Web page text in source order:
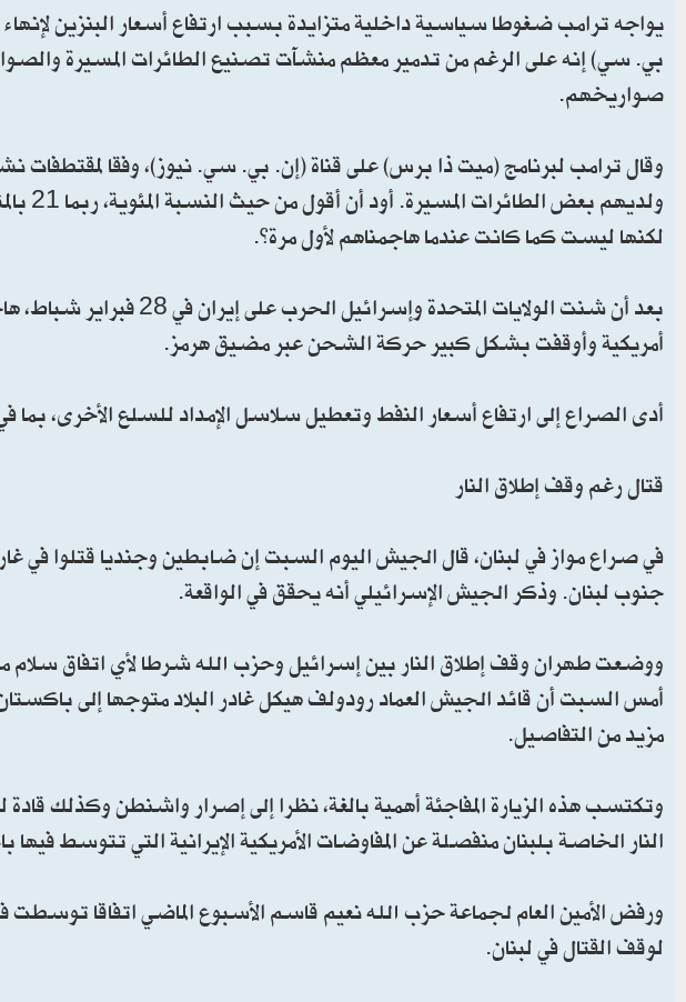
يواجه ترامب ضغوطا سياسية داخلية متزايدة بسبب ارتفاع أسعار البنزين
بي. سي) إنه على الرغم من تدمير معظم منشآت تصنيع الطائرات المسيرة
صواريخهم.
وقال ترامب لبرنامج (ميت ذا برس) على قناة (إن. بي. سي. نيوز)، وفقا
‌لكنها ليست كما كانت عندما هاجمناهم لأول مرة”.
بعد أن شنت الولايات
أمريكية وأوقفت بشكل كبير حركة الشحن عبر مضيق هرمز.
أدى الصراع إلى ارتفاع أسعار النفط وتعطيل سلاسل الإمداد للسلع الأخرى، بما
قتال رغم وقف إطلاق النار
في صراع مواز في لبنان، قال الجيش اليوم السبت إن ضابطين وجنديا قتلوا في
جنوب لبنان. وذكر الجيش الإسرائيلي أنه يحقق في الواقعة.
ووضعت طهران وقف إطلاق النار بين إسرائيل وحزب الله شرطا لأي اتفاق سلام
أمس السبت أن قائد الجيش العماد رودولف هيكل غادر البلاد متوجها إلى
مزيد من التفاصيل.
وتكتسب هذه الزيارة المفاجئة أهمية بالغة، نظرا إلى إصرار واشنطن وكذلك
النار الخاصة بلبنان منفصلة عن المفاوضات الأمريكية الإيرانية التي تتوسط
ورفض الأمين العام لجماعة حزب الله نعيم قاسم الأسبوع الماضي اتفاقا توسطت
لوقف القتال في لبنان.